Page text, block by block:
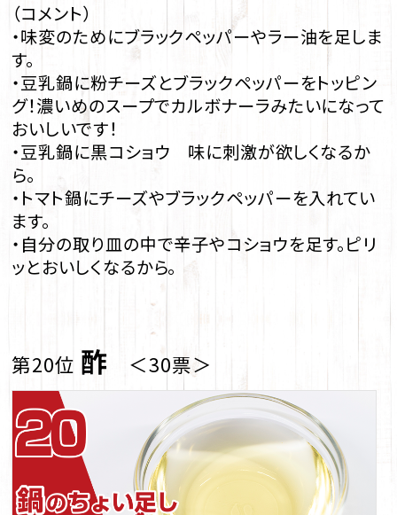
（コメント）
・味変のためにブラックペッパーやラー油を足しま
す。
・豆乳鍋に粉チーズとブラックペッパーをトッピン
グ！濃いめのスープでカルボナーラみたいになって
おいしいです！
・豆乳鍋に黒コショウ 味に刺激が欲しくなるか
ら。
・トマト鍋にチーズやブラックペッパーを入れてい
ます。
・自分の取り皿の中で辛子やコショウを足す。ピリ
ッとおいしくなるから。
第20位 酢 ＜30票＞